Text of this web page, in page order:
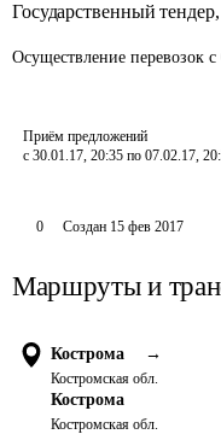
Государственный тендер,
Осуществление перевозок с
Приём предложений
с 30.01.17, 20:35 по 07.02.17,
0 Создан 15 фев 2017
Маршруты и
Кострома →
Костромская обл.
Кострома
Костромская обл.